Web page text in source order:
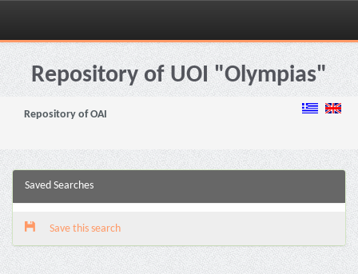
Skip
navigationRepository of UOI "Olympias"
Repository of OAI
Saved Searches
Save this search